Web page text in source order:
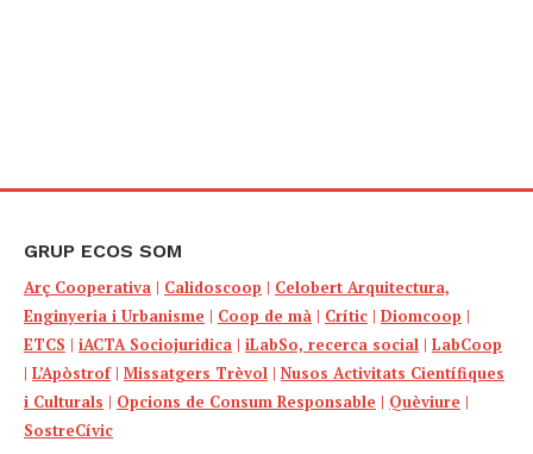
GRUP ECOS SOM
Arç Cooperativa | Calidoscoop | Celobert Arquitectura,
Enginyeria i Urbanisme | Coop de mà | Crític | Diomcoop |
ETCS | iACTA Sociojuridica | iLabSo, recerca social | LabCoop
| L’Apòstrof| Missatgers Trèvol | Nusos Activitats Científiques
i Culturals | Opcions de Consum Responsable | Quèviure |
SostreCívic